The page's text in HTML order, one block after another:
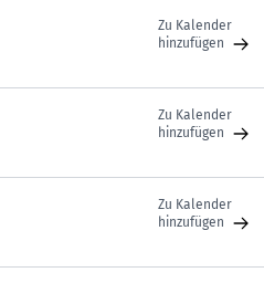
Zu Kalender
hinzufügen
Zu Kalender
hinzufügen
Zu Kalender
hinzufügen